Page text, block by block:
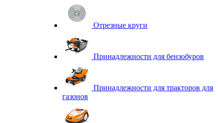
Отрезные круги
Принадлежности для бензобуров
Принадлежности для тракторов для
газонов